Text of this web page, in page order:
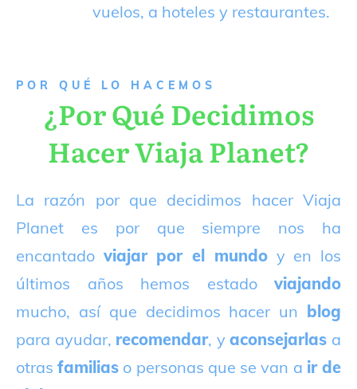
vuelos, a hoteles y restaurantes.
P OR QUÉ LO HACEMOS
¿Por Qué Decidimos
Hacer Viaja Planet?
La razón por que decidimos hacer Viaja
Planet es por que siempre nos ha
encantado viajar por el mundoy en los
últimos años hemos estado viajando
mucho, así que decidimos hacer un blog
para ayudar, recomendar, yaconsejarlas a
otrasfamilias o personas que se van a ir de